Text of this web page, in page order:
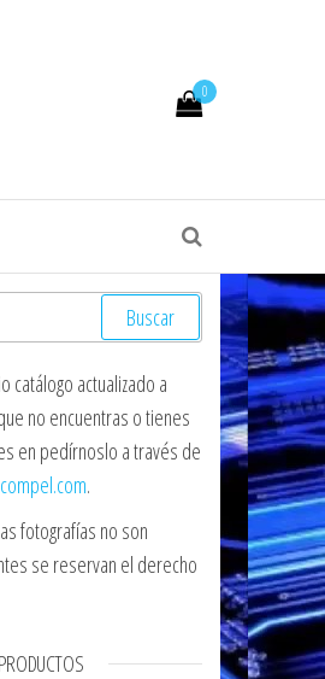
0
catálogo actualizado a
no encuentras o tienes
en pedírnoslo a través de
.
fotografías no son
se reservan el derecho